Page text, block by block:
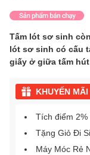
Tấm lót sơ sinh
lót sơ sinh có cấu
giấy ở giữa tấm
KHUYẾN
Tích điểm
Tặng Giỏ Đi
Máy Móc Rẻ